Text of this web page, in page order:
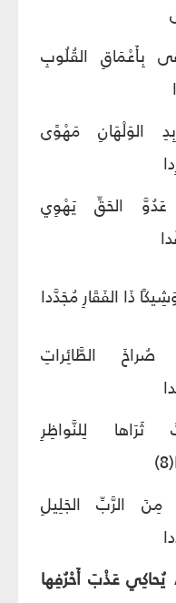
بِأَعْمَاقِ القُلُوبِ
الوَلْهَانِ مَهْوًى
عَدُوَّ الحَقِّ يَهْوِي
ذَا الفَقَارِ مُجَدَّدا
صُراخَ الطَّائِراتِ
ثَرَاها لِلنَّواظِرِ
مِنَ الرَّبِّ الجَلِيلِ
يُحاكِي عَذْبَ أَحْرُفِها